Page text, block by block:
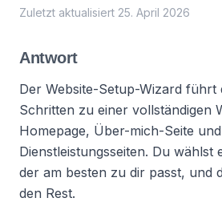
Zuletzt aktualisiert 25. April 2026
Antwort
Der Website-Setup-Wizard führt
Schritten zu einer vollständigen
Homepage, Über-mich-Seite und
Dienstleistungsseiten. Du wählst
der am besten zu dir passt, und
den Rest.